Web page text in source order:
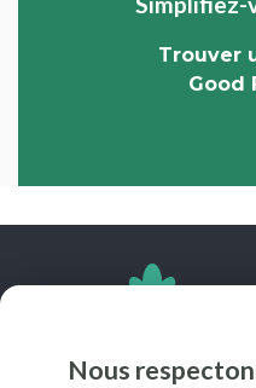
Nous
Trouver
Good